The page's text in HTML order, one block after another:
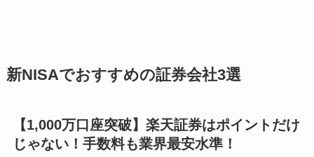
新NISAでおすすめの証券会社3選
【1,000万口座突破】楽天証券はポイントだけ
じゃない！手数料も業界最安水準！